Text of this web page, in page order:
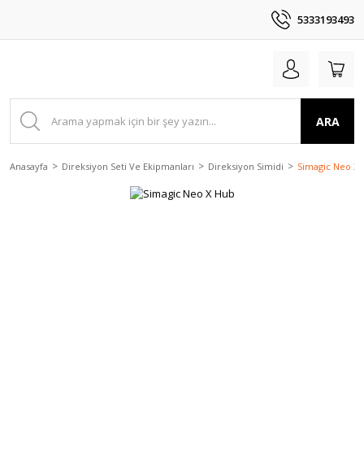
5333193493
ARA
Anasayfa Direksiyon Seti Ve Ekipmanları Direksiyon Simidi Simagic Neo X